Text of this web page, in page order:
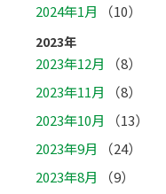
2024年1月
（10）
2023年
2023年12月
（8）
2023年11月
（8）
2023年10月
（13）
2023年9月
（24）
2023年8月
（9）